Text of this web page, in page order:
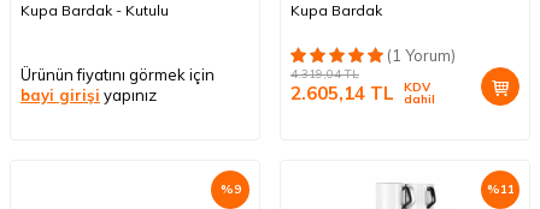
Kupa Bardak - Kutulu
Ürünün fiyatını görmek için
bayi girişi yapınız
Kupa Bardak
(1 Yorum)
4.319,04TL
2.605,14 TL KDV
dahil
%9 %11